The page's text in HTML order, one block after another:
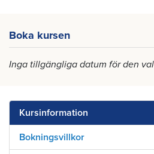
Boka kursen
Inga tillgängliga datum för den
Kursinformation
Bokningsvillkor